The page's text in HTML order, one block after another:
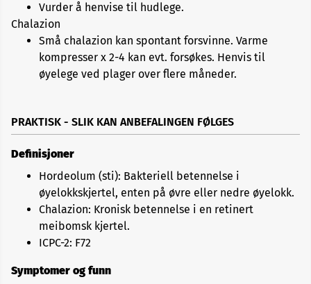
Vurder å henvise til hudlege.
Chalazion
Små chalazion kan spontant forsvinne. Varme
kompresser x 2-4 kan evt. forsøkes. Henvis til
øyelege ved plager over flere måneder.
PRAKTISK - SLIK KAN ANBEFALINGEN FØLGES
Definisjoner
Hordeolum (sti): Bakteriell betennelse i
øyelokkskjertel, enten på øvre eller nedre øyelokk.
Chalazion: Kronisk betennelse i en retinert
meibomsk kjertel.
ICPC-2: F72
Symptomer og funn